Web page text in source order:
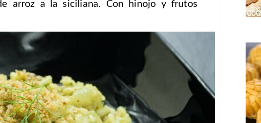
arroz a la siciliana. Con hinojo y frutos